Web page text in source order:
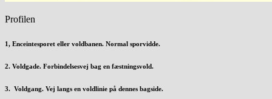
Profilen
1, Enceintesporet eller voldbanen. Normal sporvidde.
2. Voldgade. Forbindelsesvej bag en fæstningsvold.
3. Voldgang. Vej langs en voldlinie på dennes bagside.